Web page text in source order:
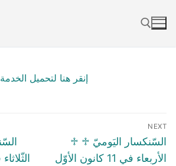
Search for:
إنقر هنا لتحميل الخدمة
NEXT
Next
post:
♱ السّنكسار اليَوميّ ♱
الأربعاء في 11 كانون الأوّل